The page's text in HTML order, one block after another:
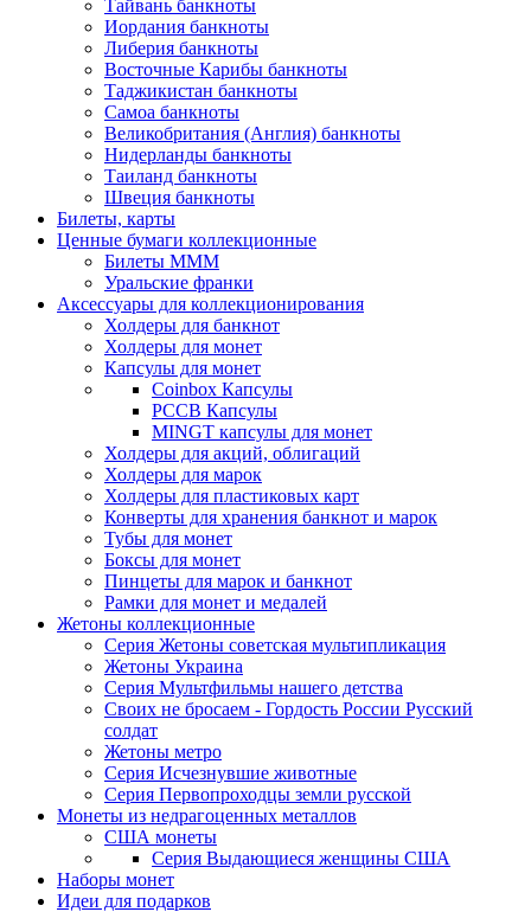
Тайвань банкноты
Иордания банкноты
Либерия банкноты
Восточные Карибы банкноты
Таджикистан банкноты
Самоа банкноты
Великобритания (Англия) банкноты
Нидерланды банкноты
Таиланд банкноты
Швеция банкноты
Билеты, карты
Ценные бумаги коллекционные
Билеты МММ
Уральские франки
Аксессуары для коллекционирования
Холдеры для банкнот
Холдеры для монет
Капсулы для монет
Coinbox Капсулы
РССВ Капсулы
MINGT капсулы для монет
Холдеры для акций, облигаций
Холдеры для марок
Холдеры для пластиковых карт
Конверты для хранения банкнот и марок
Тубы для монет
Боксы для монет
Пинцеты для марок и банкнот
Рамки для монет и медалей
Жетоны коллекционные
Серия Жетоны советская мультипликация
Жетоны Украина
Серия Мультфильмы нашего детства
Своих не бросаем - Гордость России Русский
солдат
Жетоны метро
Серия Исчезнувшие животные
Серия Первопроходцы земли русской
Монеты из недрагоценных металлов
США монеты
Серия Выдающиеся женщины США
Наборы монет
Идеи для подарков